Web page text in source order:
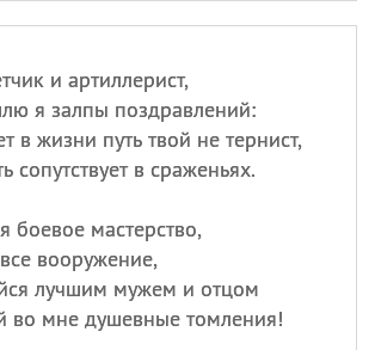
и артиллерист,
я залпы поздравлений:
в жизни путь твой не тернист,
сопутствует в сраженьях.
боевое мастерство,
вооружение,
лучшим мужем и отцом
во мне душевные томления!